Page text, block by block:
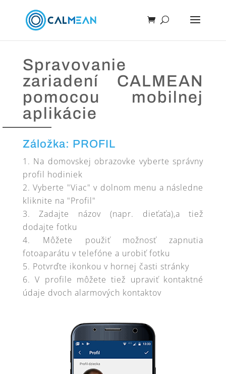
Spravovanie
zariadení CALMEAN
pomocou mobilnej
aplikácie
Záložka: PROFIL
Na domovskej obrazovke vyberte správny
profil hodiniek
Vyberte "Viac" v dolnom menu a následne
kliknite na "Profil"
Zadajte názov (napr. dieťaťa),a tiež
dodajte fotku
Môžete použiť možnosť zapnutia
fotoaparátu v telefóne a urobiť fotku
Potvrďte ikonkou v hornej časti stránky
V profile môžete tiež upraviť kontaktné
údaje dvoch alarmových kontaktov